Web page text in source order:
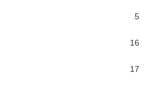
5
16
17